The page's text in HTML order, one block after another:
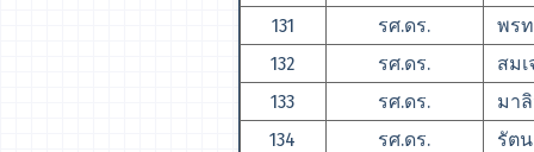
131
รศ.ดร.
พร
132
รศ.ดร.
สม
133
รศ.ดร.
มา
134
รศ.ดร.
รัต